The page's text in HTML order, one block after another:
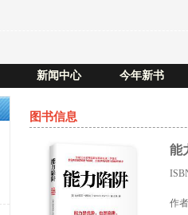
新闻中心 今年新书
图书信息
能
作